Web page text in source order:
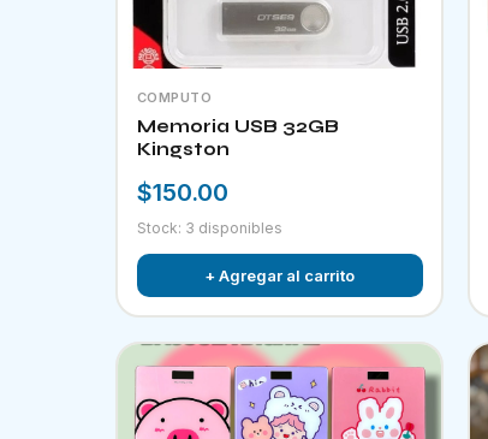
COMPUTO
Memoria USB 32GB
Kingston
$150.00
Stock: 3 disponibles
+ Agregar al carrito